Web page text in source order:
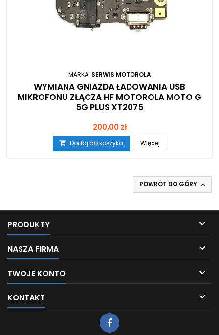
MARKA: SERWIS MOTOROLA
WYMIANA GNIAZDA ŁADOWANIA USB
MIKROFONU ZŁĄCZA HF MOTOROLA MOTO G
5G PLUS XT2075
Cena
200,00 zł
 Dodaj do koszyka Więcej
POWRÓT DO GÓRY 
PRODUKTY 
NASZA FIRMA 
TWOJE KONTO 
KONTAKT 